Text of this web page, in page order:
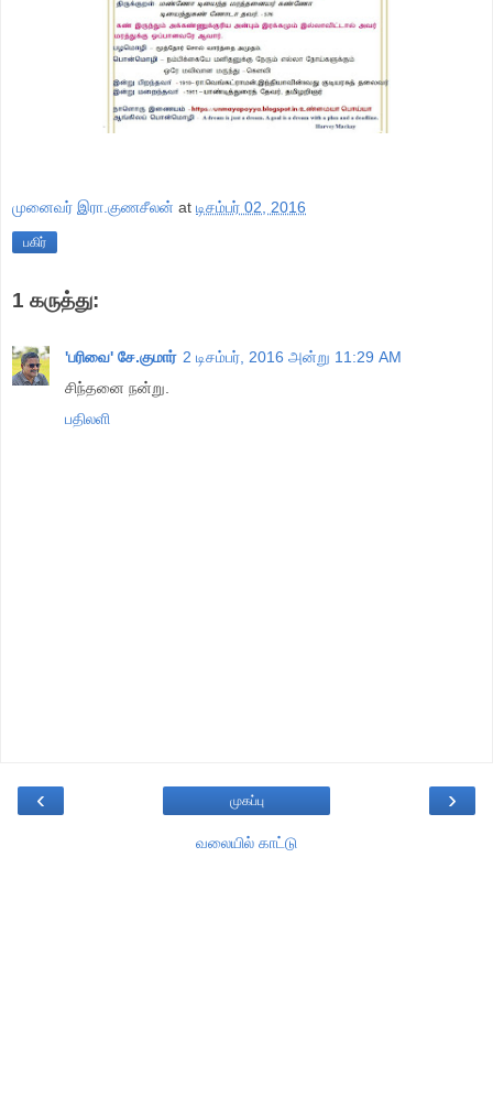
முனைவர் இரா.குணசீலன் at டிசம்பர் 02, 2016
பகிர்
1 கருத்து:
'பரிவை' சே.குமார் 2 டிசம்பர், 2016 அன்று 11:29 AM
சிந்தனை நன்று.
பதிலளி
‹ ›
முகப்பு
வலையில் காட்டு